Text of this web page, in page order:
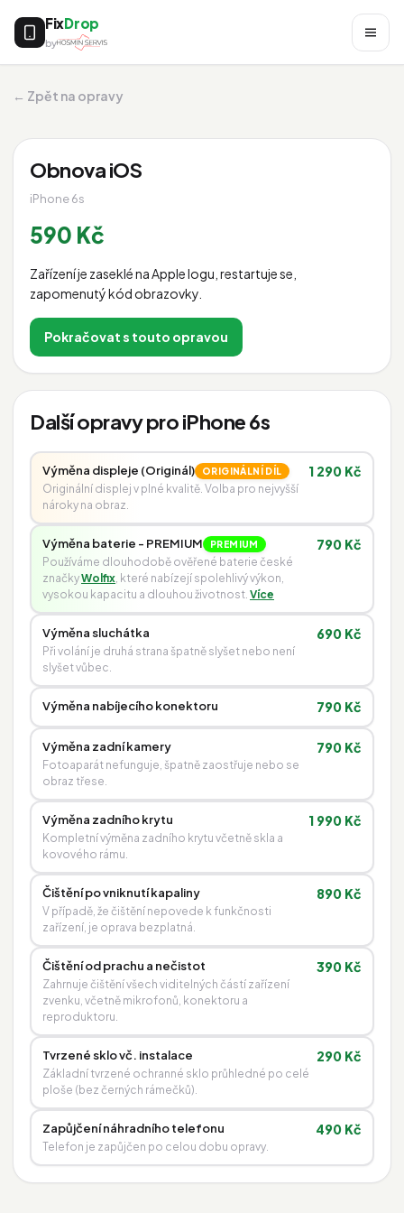
FixDrop
by
← Zpět na opravy
Obnova iOS
iPhone 6s
590 Kč
Zařízení je zaseklé na Apple logu, restartuje se,
zapomenutý kód obrazovky.
Pokračovat s touto opravou
Další opravy pro iPhone 6s
Výměna displeje (Originál) ORIGINÁLNÍ DÍL
Originální displej v plné kvalitě. Volba pro nejvyšší
nároky na obraz.
1 290 Kč
Výměna baterie - PREMIUM PREMIUM
Používáme dlouhodobě ověřené baterie české
značkyWolfix, které nabízejí spolehlivý výkon,
vysokou kapacitu a dlouhou životnost. Více
790 Kč
Výměna sluchátka
Při volání je druhá strana špatně slyšet nebo není
slyšet vůbec.
690 Kč
Výměna nabíjecího konektoru 790 Kč
Výměna zadní kamery
Fotoaparát nefunguje, špatně zaostřuje nebo se
obraz třese.
790 Kč
Výměna zadního krytu
Kompletní výměna zadního krytu včetně skla a
kovového rámu.
1 990 Kč
Čištění po vniknutí kapaliny
V případě, že čištění nepovede k funkčnosti
zařízení, je oprava bezplatná.
890 Kč
Čištění od prachu a nečistot
Zahrnuje čištění všech viditelných částí zařízení
zvenku, včetně mikrofonů, konektoru a
reproduktoru.
390 Kč
Tvrzené sklo vč. instalace
Základní tvrzené ochranné sklo průhledné po celé
ploše (bez černých rámečků).
290 Kč
Zapůjčení náhradního telefonu
Telefon je zapůjčen po celou dobu opravy.
490 Kč